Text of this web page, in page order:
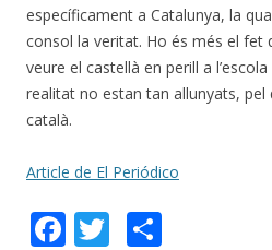
específicament a Catalunya, la
consol la veritat. Ho és més el fet
veure el castellà en perill a
realitat no estan tan allunyats,
català.
Article de El Periódico
F T